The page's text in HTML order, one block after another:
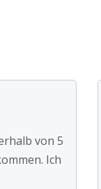
von 5
Ich